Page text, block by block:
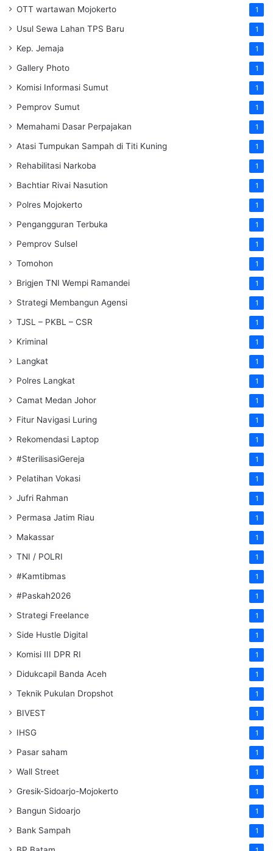
OTT wartawan Mojokerto 1
Usul Sewa Lahan TPS Baru 1
Kep. Jemaja 1
Gallery Photo 1
Komisi Informasi Sumut 1
Pemprov Sumut 1
Memahami Dasar Perpajakan 1
Atasi Tumpukan Sampah di Titi Kuning 1
Rehabilitasi Narkoba 1
Bachtiar Rivai Nasution 1
Polres Mojokerto 1
Pengangguran Terbuka 1
Pemprov Sulsel 1
Tomohon 1
Brigjen TNI Wempi Ramandei 1
Strategi Membangun Agensi 1
TJSL – PKBL – CSR 1
Kriminal 1
Langkat 1
Polres Langkat 1
Camat Medan Johor 1
Fitur Navigasi Luring 1
Rekomendasi Laptop 1
#SterilisasiGereja 1
Pelatihan Vokasi 1
Jufri Rahman 1
Permasa Jatim Riau 1
Makassar 1
TNI / POLRI 1
#Kamtibmas 1
#Paskah2026 1
Strategi Freelance 1
Side Hustle Digital 1
Komisi III DPR RI 1
Didukcapil Banda Aceh 1
Teknik Pukulan Dropshot 1
BIVEST 1
IHSG 1
Pasar saham 1
Wall Street 1
Gresik-Sidoarjo-Mojokerto 1
Bangun Sidoarjo 1
Bank Sampah 1